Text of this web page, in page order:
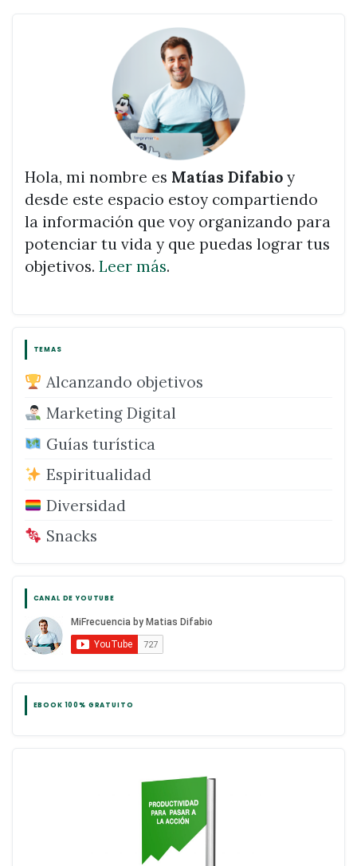
Hola, mi nombre es Matías Difabio y
desde este espacio estoy compartiendo
la información que voy organizando para
potenciar tu vida y que puedas lograr tus
objetivos. Leer más.
TEMAS
Alcanzando objetivos
Marketing Digital
Guías turística
Espiritualidad
Diversidad
Snacks
CANAL DE YOUTUBE
EBOOK 100% GRATUITO